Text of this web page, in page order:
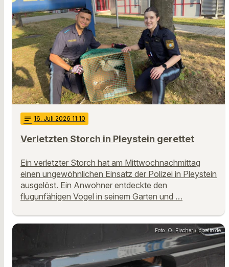
notes 16. Juli 2026 11:10
Verletzten Storch in Pleystein gerettet
Ein verletzter Storch hat am Mittwochnachmittag
einen ungewöhnlichen Einsatz der Polizei in Pleystein
ausgelöst. Ein Anwohner entdeckte den
flugunfähigen Vogel in seinem Garten und …
Foto: O. Fischer / pixelio.de